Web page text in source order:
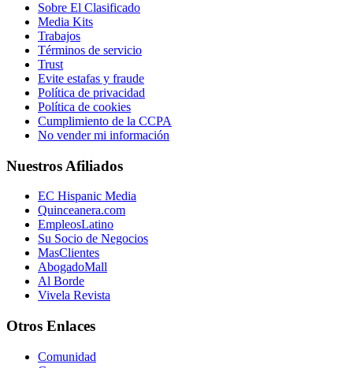
Sobre El Clasificado
Media Kits
Trabajos
Términos de servicio
Trust
Evite estafas y fraude
Política de privacidad
Política de cookies
Cumplimiento de la CCPA
No vender mi información
Nuestros Afiliados
EC Hispanic Media
Quinceanera.com
EmpleosLatino
Su Socio de Negocios
MasClientes
AbogadoMall
Al Borde
Vivela Revista
Otros Enlaces
Comunidad